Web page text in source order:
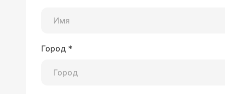
У меня вот уже несколько лет
некоторых зубах на месте прежней
Врач —
пришеечный кариес,
Вам необходимо
Город *